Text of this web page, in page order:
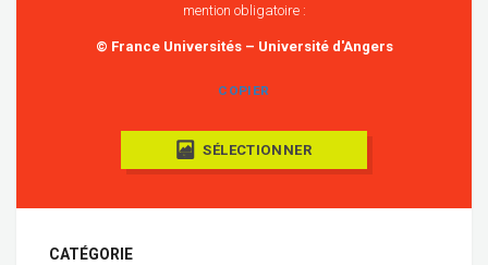
mention obligatoire :
© France Universités – Université d'Angers
COPIER
SÉLECTIONNER
CATÉGORIE